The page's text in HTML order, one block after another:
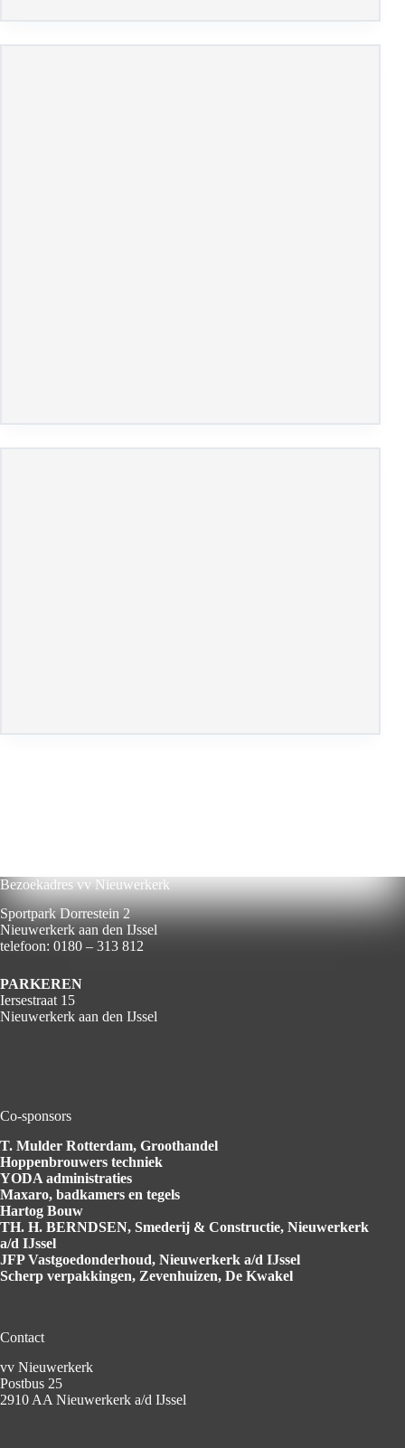
Bezoekadres vv Nieuwerkerk
Sportpark Dorrestein 2
Nieuwerkerk aan den IJssel
telefoon: 0180 – 313 812
PARKEREN
Iersestraat 15
Nieuwerkerk aan den IJssel
Co-sponsors
T. Mulder Rotterdam, Groothandel
Hoppenbrouwers techniek
YODA administraties
Maxaro, badkamers en tegels
Hartog Bouw
TH. H. BERNDSEN, Smederij & Constructie, Nieuwerkerk
a/d IJssel
JFP Vastgoedonderhoud, Nieuwerkerk a/d IJssel
Scherp verpakkingen, Zevenhuizen, De Kwakel
Contact
vv Nieuwerkerk
Postbus 25
2910 AA Nieuwerkerk a/d IJssel